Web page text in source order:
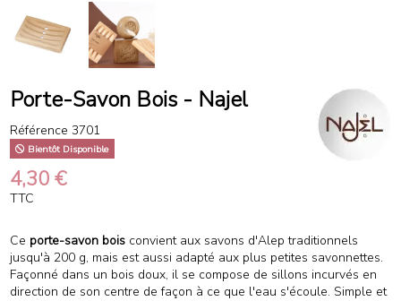
Porte-Savon Bois - Najel
Référence 3701
Bientôt Disponible
4,30 €
TTC
Ce porte-savon boisconvient aux savons d'Alep traditionnels
jusqu'à 200 g, mais est aussi adapté aux plus petites savonnettes.
Façonné dans un bois doux, il se compose de sillons incurvés en
direction de son centre de façon à ce que l'eau s'écoule. Simple et